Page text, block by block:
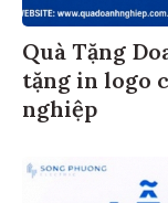
Quà Tặng
tặng in logo
nghiệp